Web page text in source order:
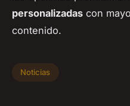
personalizadas con
contenido.
Noticias